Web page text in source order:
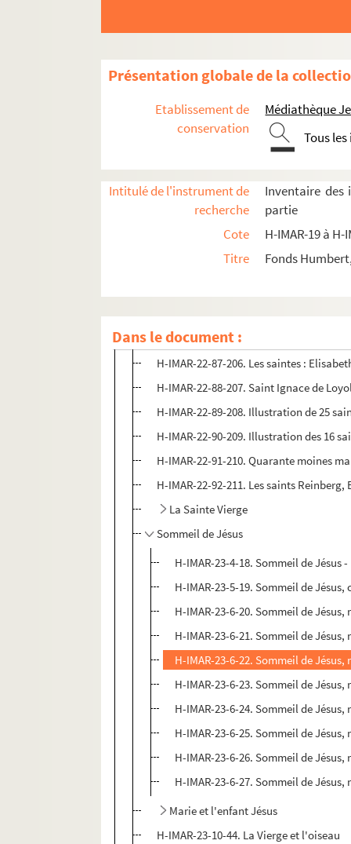
Présentation globale de la
Etablissement de
conservation
Médiathèque
Tous
Intitulé de l'instrument de
recherche
Inventaire des
partie
Cote
H-IMAR-19 à H-
Titre
Fonds
Dans le document :
H-IMAR-22-75-194. Regine Doctorum
H-IMAR-22-77-196. La dispute de la
H-IMAR-22-78-197. La Vierge et les
H-IMAR-22-79-198. Le couronnement
H-IMAR-22-80-199. Les saints
H-IMAR-22-81-200. La Vierge, l'enfant
H-IMAR-22-82-201. Illustration de 24
H-IMAR-22-83-202. Illustration de 24
H-IMAR-22-85-204. Félicité des saints
H-IMAR-22-86-205. Saint Vincent
H-IMAR-22-87-206. Les saintes :
H-IMAR-22-88-207. Saint Ignace de
H-IMAR-22-89-208. Illustration de 25
H-IMAR-22-90-209. Illustration des 16
H-IMAR-22-91-210. Quarante moines
H-IMAR-22-92-211. Les saints
La Sainte Vierge
Sommeil de Jésus
H-IMAR-23-4-18. Sommeil de Jésus
H-IMAR-23-5-19. Sommeil de
H-IMAR-23-6-20. Sommeil de Jésus,
H-IMAR-23-6-21. Sommeil de Jésus,
H-IMAR-23-6-22. Sommeil de Jésus,
H-IMAR-23-6-23. Sommeil de Jésus,
H-IMAR-23-6-24. Sommeil de Jésus,
H-IMAR-23-6-25. Sommeil de Jésus,
H-IMAR-23-6-26. Sommeil de Jésus,
H-IMAR-23-6-27. Sommeil de Jésus,
Marie et l'enfant Jésus
H-IMAR-23-10-44. La Vierge et l'oiseau